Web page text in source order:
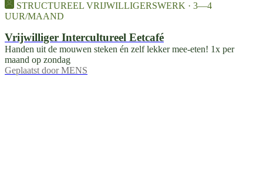
STRUCTUREEL VRIJWILLIGERSWERK · 3—4
UUR/MAAND
Vrijwilliger Intercultureel Eetcafé
Handen uit de mouwen steken én zelf lekker mee-eten! 1x per
maand op zondag
Geplaatst door MENS